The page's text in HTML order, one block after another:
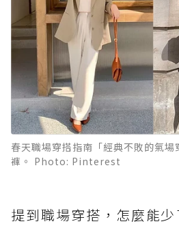
春天職場穿搭指南「經典不敗的氣
褲。 Photo: Pinterest
提到職場穿搭，怎麼能